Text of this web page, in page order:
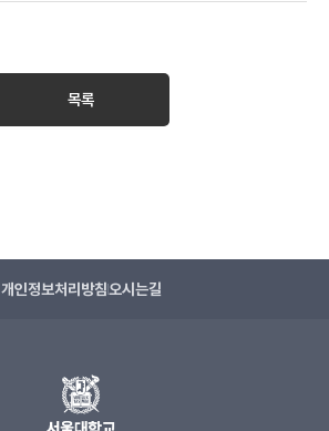
목록
개인정보처리방침오시는길